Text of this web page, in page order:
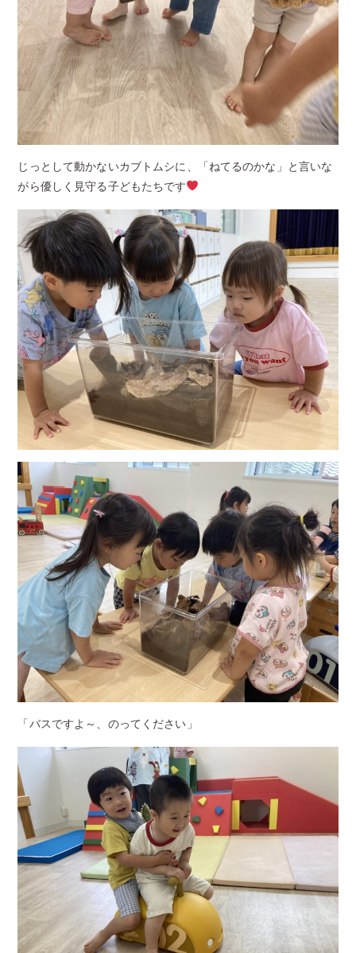
じっとして動かないカブトムシに、「ねてるのかな」と言いな
がら優しく見守る子どもたちです
「バスですよ～、のってください」